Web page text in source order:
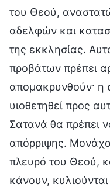
του Θεού,
αδελφών και
της εκκλησίας.
προβάτων πρέπει
απομακρυνθούν· η
υιοθετηθεί προς
Σατανά θα πρέπει
απόρριψης. Μονάχα
πλευρό του Θεού,
κάνουν,